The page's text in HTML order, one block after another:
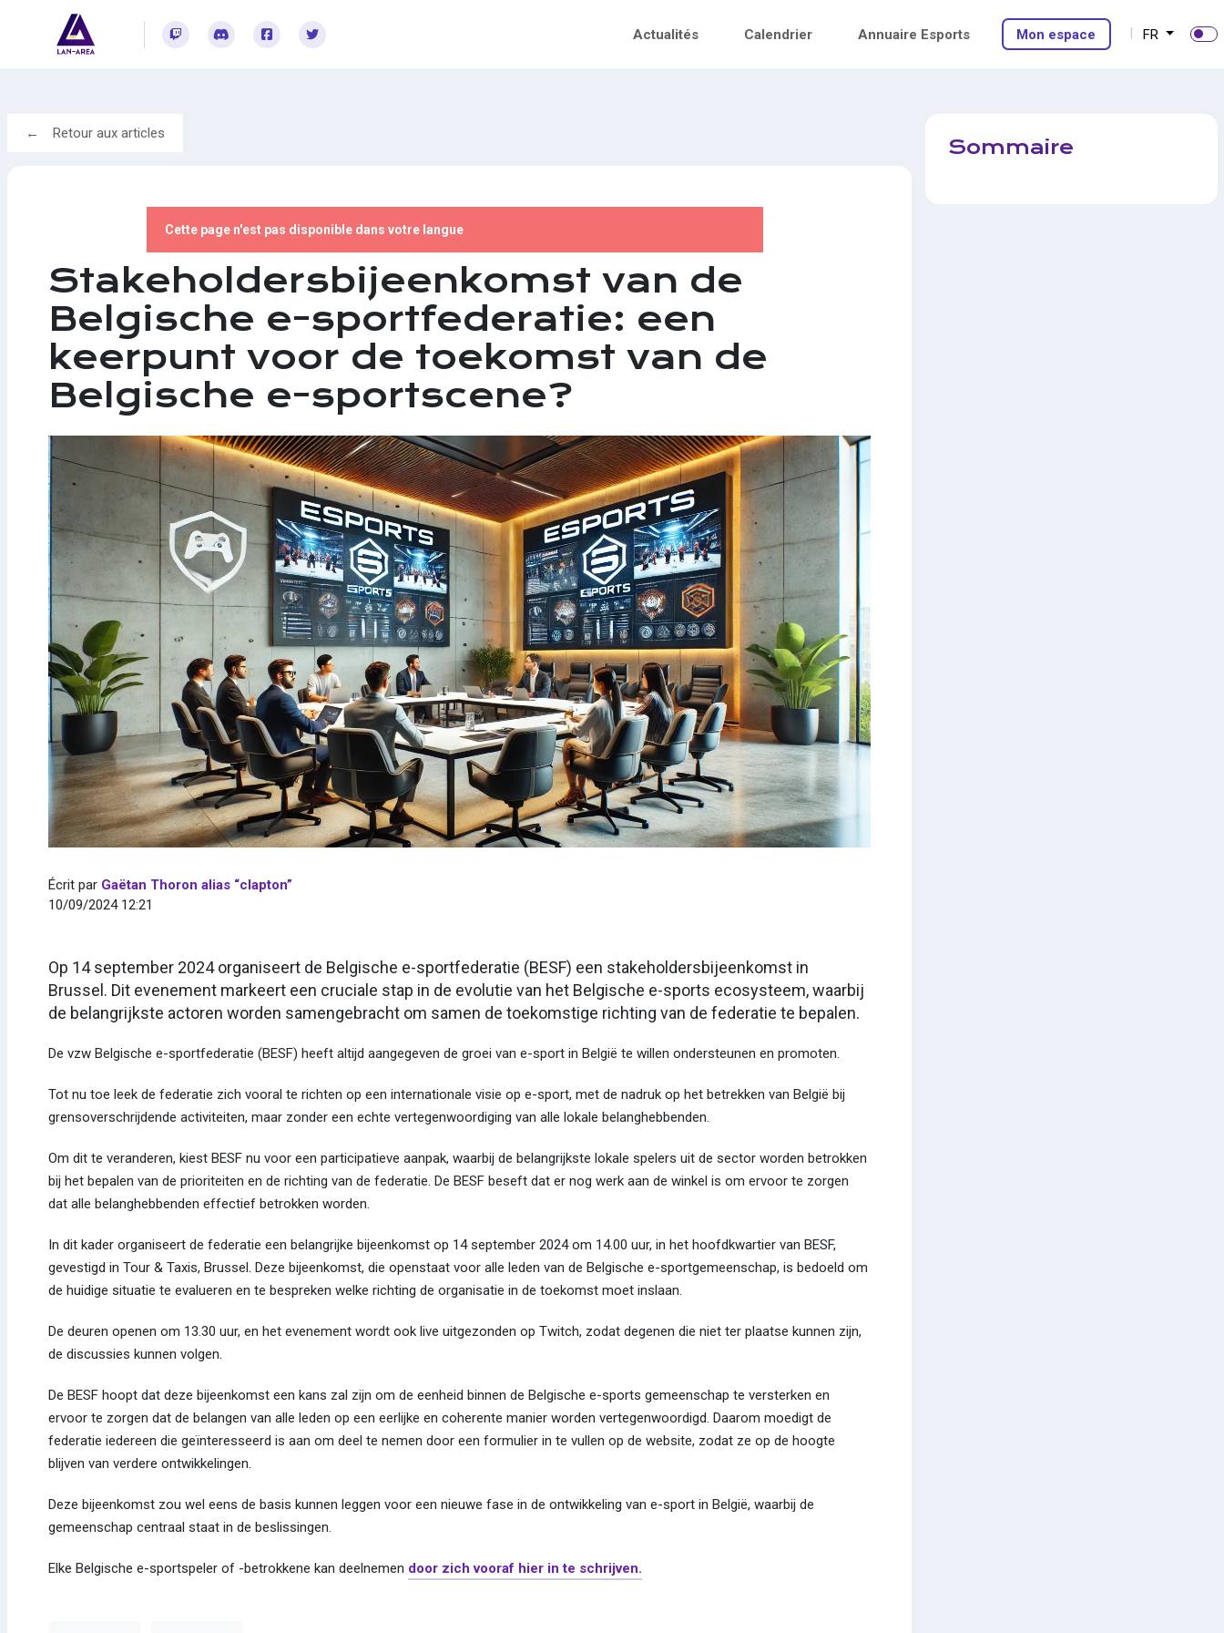
Rejoignez-vous sur Twitch
Rejoignez-vous sur Discord
Rejoignez-vous sur Facebook
Rejoignez-vous sur Twitter Actualités Calendrier Annuaire Esports Mon espace FR
Retour aux articles
Cette page n'est pas disponible dans votre langue
Stakeholdersbijeenkomst van de
Belgische e-sportfederatie: een
keerpunt voor de toekomst van de
Belgische e-sportscene?
Écrit par Gaëtan Thoron alias “clapton”
10/09/2024 12:21
Op 14 september 2024 organiseert de Belgische e-sportfederatie (BESF) een stakeholdersbijeenkomst in
Brussel. Dit evenement markeert een cruciale stap in de evolutie van het Belgische e-sports ecosysteem, waarbij
de belangrijkste actoren worden samengebracht om samen de toekomstige richting van de federatie te bepalen.
De vzw Belgische e-sportfederatie (BESF) heeft altijd aangegeven de groei van e-sport in België te willen ondersteunen en promoten.
Tot nu toe leek de federatie zich vooral te richten op een internationale visie op e-sport, met de nadruk op het betrekken van België bij
grensoverschrijdende activiteiten, maar zonder een echte vertegenwoordiging van alle lokale belanghebbenden.
Om dit te veranderen, kiest BESF nu voor een participatieve aanpak, waarbij de belangrijkste lokale spelers uit de sector worden betrokken
bij het bepalen van de prioriteiten en de richting van de federatie. De BESF beseft dat er nog werk aan de winkel is om ervoor te zorgen
dat alle belanghebbenden effectief betrokken worden.
In dit kader organiseert de federatie een belangrijke bijeenkomst op 14 september 2024 om 14.00 uur, in het hoofdkwartier van BESF,
gevestigd in Tour & Taxis, Brussel. Deze bijeenkomst, die openstaat voor alle leden van de Belgische e-sportgemeenschap, is bedoeld om
de huidige situatie te evalueren en te bespreken welke richting de organisatie in de toekomst moet inslaan.
De deuren openen om 13.30 uur, en het evenement wordt ook live uitgezonden op Twitch, zodat degenen die niet ter plaatse kunnen zijn,
de discussies kunnen volgen.
De BESF hoopt dat deze bijeenkomst een kans zal zijn om de eenheid binnen de Belgische e-sports gemeenschap te versterken en
ervoor te zorgen dat de belangen van alle leden op een eerlijke en coherente manier worden vertegenwoordigd. Daarom moedigt de
federatie iedereen die geïnteresseerd is aan om deel te nemen door een formulier in te vullen op de website, zodat ze op de hoogte
blijven van verdere ontwikkelingen.
Deze bijeenkomst zou wel eens de basis kunnen leggen voor een nieuwe fase in de ontwikkeling van e-sport in België, waarbij de
gemeenschap centraal staat in de beslissingen.
Elke Belgische e-sportspeler of -betrokkene kan deelnemen door zich vooraf hier in te schrijven.
Sommaire